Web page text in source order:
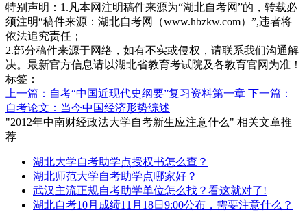
特别声明：1.凡本网注明稿件来源为“湖北自考网”的，转载必
须注明“稿件来源：湖北自考网（www.hbzkw.com）”,违者将
依法追究责任；
2.部分稿件来源于网络，如有不实或侵权，请联系我们沟通解
决。最新官方信息请以湖北省教育考试院及各教育官网为准！
标签：
上一篇：自考“中国近现代史纲要”复习资料第一章 下一篇：
自考论文：当今中国经济形势综述
"2012年中南财经政法大学自考新生应注意什么" 相关文章推
荐
湖北大学自考助学点授权书怎么查？
湖北师范大学自考助学点哪家好？
武汉主流正规自考助学单位怎么找？看这就对了!
湖北自考10月成绩11月18日9:00公布，需要注意什么？